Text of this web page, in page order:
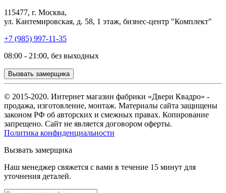
115477, г. Москва,
ул. Кантемировская, д. 58, 1 этаж, бизнес-центр "Комплект"
+7 (985) 997-11-35
08:00 - 21:00, без выходных
Вызвать замерщика
© 2015-2020. Интернет магазин фабрики «Двери Квадро» -
продажа, изготовление, монтаж. Материалы сайта защищены
законом РФ об авторских и смежных правах. Копирование
запрещено. Сайт не является договором оферты.
Политика конфиденциальности
Вызвать замерщика
Наш менеджер свяжется с вами в течение 15 минут для
уточнения деталей.